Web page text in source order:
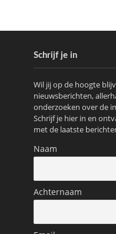
Schrijf je in
Wil jij op de hoogte
nieuwsberichten,
onderzoeken over de
Schrijf je hier in en
met de laatste
Naam
Achternaam